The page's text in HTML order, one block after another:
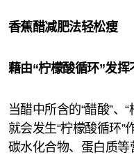
香蕉醋减肥法轻松瘦
藉由“柠檬酸循环”发挥
当醋中所含的“醋酸”、“
就会发生“柠檬酸循环”
碳水化合物、蛋白质